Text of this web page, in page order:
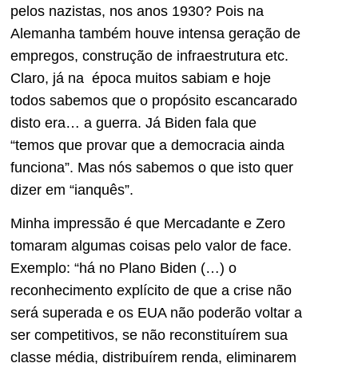
pelos nazistas, nos anos 1930? Pois na
Alemanha também houve intensa geração de
empregos, construção de infraestrutura etc.
Claro, já na época muitos sabiam e hoje
todos sabemos que o propósito escancarado
disto era… a guerra. Já Biden fala que
“temos que provar que a democracia ainda
funciona”. Mas nós sabemos o que isto quer
dizer em “ianquês”.
Minha impressão é que Mercadante e Zero
tomaram algumas coisas pelo valor de face.
Exemplo: “há no Plano Biden (…) o
reconhecimento explícito de que a crise não
será superada e os EUA não poderão voltar a
ser competitivos, se não reconstituírem sua
classe média, distribuírem renda, eliminarem